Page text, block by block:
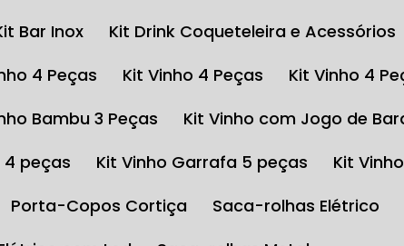
Kit Bar Inox Kit Drink Coqueteleira e Acessórios
4 Peças Kit Vinho 4 Peças
Kit Vinho 4
Bambu 3 Peças
Kit Vinho com Jogo de
4 peças Kit Vinho Garrafa 5 peças
Kit
Porta-Copos Cortiça Saca-rolhas Elétrico